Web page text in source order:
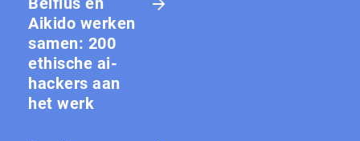
Aikido werken
samen: 200
ethische ai-
hackers aan
het werk